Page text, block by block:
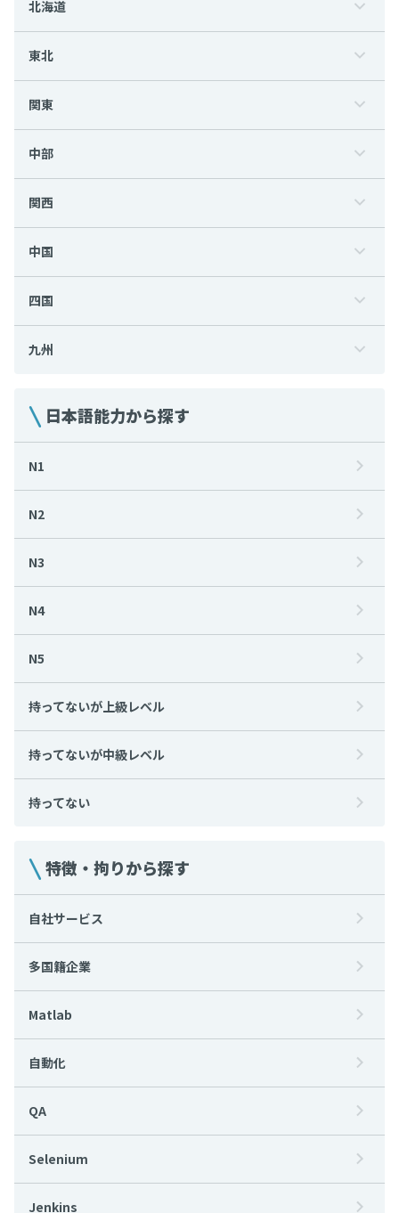
北海道
東北
関東
中部
関西
中国
四国
九州
日本語能力から探す
N1
N2
N3
N4
N5
持ってないが上級レベル
持ってないが中級レベル
持ってない
特徴・拘りから探す
自社サービス
多国籍企業
Matlab
自動化
QA
Selenium
Jenkins